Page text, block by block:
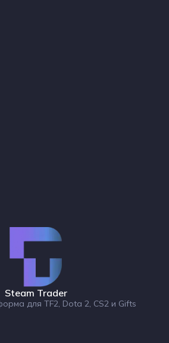
Steam Trader
для TF2, Dota 2, CS2 и Gifts